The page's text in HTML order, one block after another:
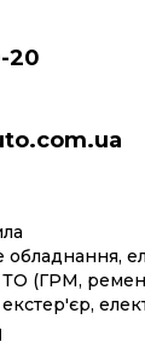
обладнання,
(ГРМ,
20